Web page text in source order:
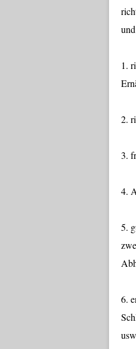
1.
2.
3.
4.
5.
6.